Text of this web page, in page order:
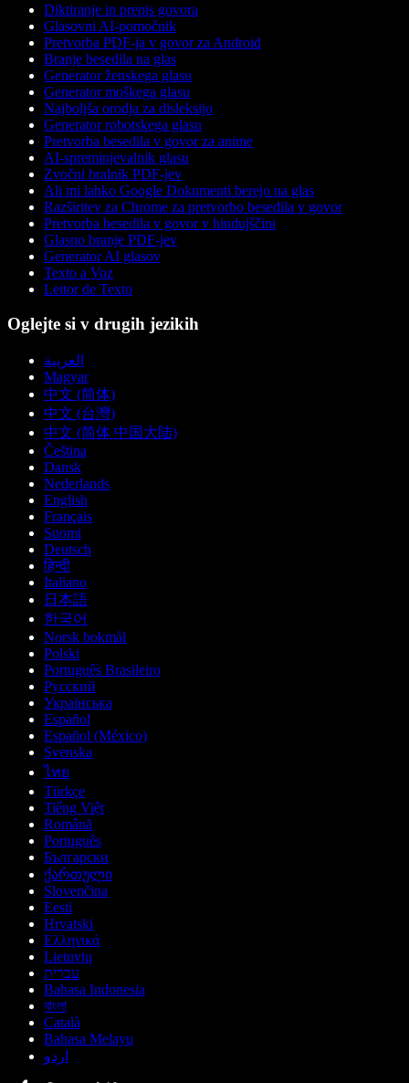
Diktiranje in prepis govora
Glasovni AI-pomočnik
Pretvorba PDF-ja v govor za Android
Branje besedila na glas
Generator ženskega glasu
Generator moškega glasu
Najboljša orodja za disleksijo
Generator robotskega glasu
Pretvorba besedila v govor za anime
AI-spreminjevalnik glasu
Zvočni bralnik PDF-jev
Ali mi lahko Google Dokumenti berejo na glas
Razširitev za Chrome za pretvorbo besedila v govor
Pretvorba besedila v govor v hindujščini
Glasno branje PDF-jev
Generator AI glasov
Texto a Voz
Leitor de Texto
Oglejte si v drugih jezikih
العربية
Magyar
中文 (简体)
中文 (台灣)
中文 (简体 中国大陆)
Čeština
Dansk
Nederlands
English
Français
Suomi
Deutsch
हिन्दी
Italiano
日本語
한국어
Norsk bokmål
Polski
Português Brasileiro
Русский
Українська
Español
Español (México)
Svenska
ไทย
Türkçe
Tiếng Việt
Română
Português
Български
ქართული
Slovenčina
Eesti
Hrvatski
Ελληνικά
Lietuvių
עברית
Bahasa Indonesia
বাংলা
Català
Bahasa Melayu
اردو